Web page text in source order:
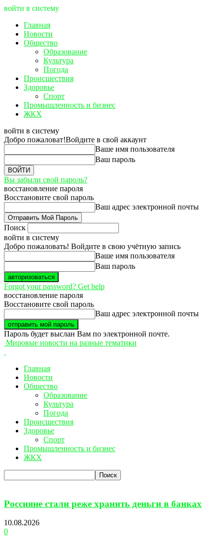
войти в систему
Главная
Новости
Общество
Образование
Культура
Погода
Происшествия
Здоровье
Спорт
Промышленность и бизнес
ЖКХ
войти в систему
Добро пожаловат!Войдите в свой аккаунт
Ваше имя пользователя
Ваш пароль
Вы забыли свой пароль?
восстановление пароля
Восстановите свой пароль
Ваш адрес электронной почты
Поиск
войти в систему
Добро пожаловать! Войдите в свою учётную запись
Ваше имя пользователя
Ваш пароль
Forgot your password? Get help
восстановление пароля
Восстановите свой пароль
Ваш адрес электронной почты
Пароль будет выслан Вам по электронной почте.
Мировые новости на разные тематики
Главная
Новости
Общество
Образование
Культура
Погода
Происшествия
Здоровье
Спорт
Промышленность и бизнес
ЖКХ
Россияне стали реже хранить деньги в банках
10.08.2026
0